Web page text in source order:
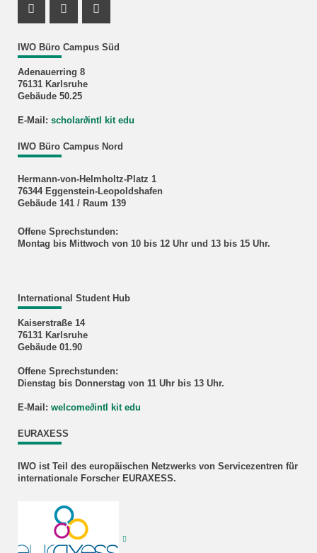
IWO Büro Campus Süd
Adenauerring 8
76131 Karlsruhe
Gebäude 50.25
E-Mail: scholar∂intl kit edu
IWO Büro Campus Nord
Hermann-von-Helmholtz-Platz 1
76344 Eggenstein-Leopoldshafen
Gebäude 141 / Raum 139
Offene Sprechstunden:
Montag bis Mittwoch von 10 bis 12 Uhr und 13 bis 15 Uhr.
International Student Hub
Kaiserstraße 14
76131 Karlsruhe
Gebäude 01.90
Offene Sprechstunden:
Dienstag bis Donnerstag von 11 Uhr bis 13 Uhr.
E-Mail: welcome∂intl kit edu
EURAXESS
IWO ist Teil des europäischen Netzwerks von Servicezentren für
internationale Forscher EURAXESS.